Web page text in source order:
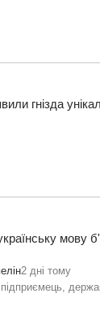
гнізда
мову
2 дні тому
підприємець,